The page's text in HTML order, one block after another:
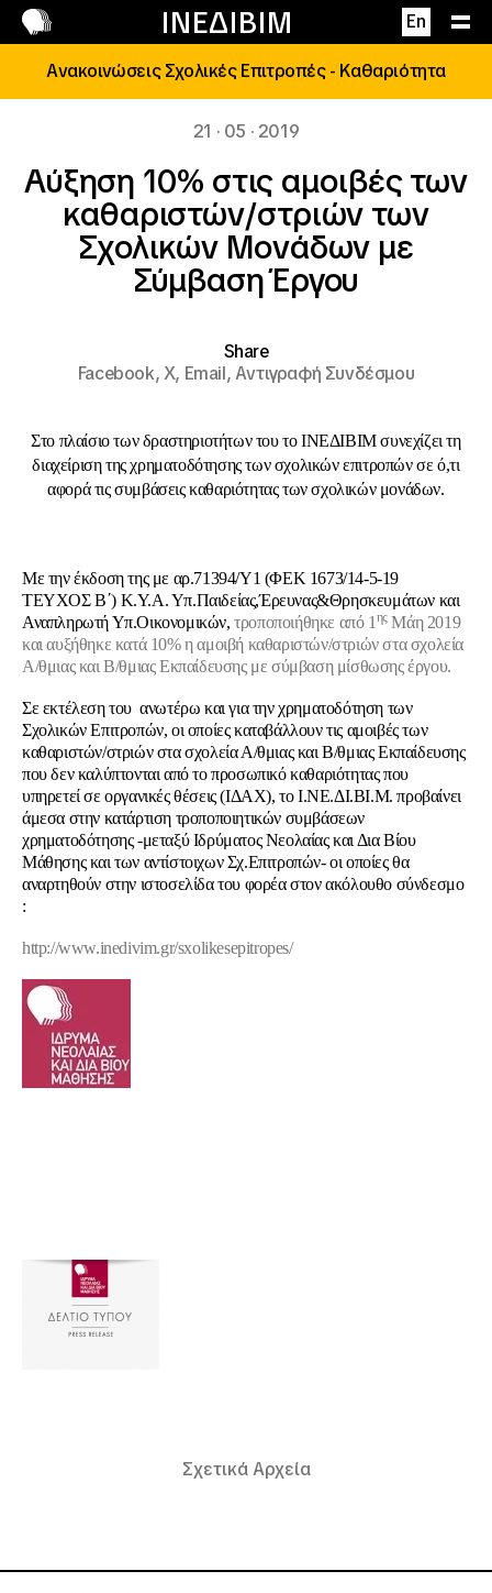
ΙΝΕΔΙΒΙΜ En
Επικοινωνία
Ανακοινώσεις Σχολικές Επιτροπές - Καθαριότητα
21 · 05 · 2019
Αύξηση 10% στις αμοιβές των
καθαριστών/στριών των
Σχολικών Μονάδων με
Σύμβαση Έργου
Share
Facebook,X, Email,Αντιγραφή Συνδέσμου
Στο πλαίσιο των δραστηριοτήτων του το ΙΝΕΔΙΒΙΜ συνεχίζει τη
διαχείριση της χρηματοδότησης των σχολικών επιτροπών σε ό,τι
αφορά τις συμβάσεις καθαριότητας των σχολικών μονάδων.
Mε την έκδοση της με αρ.71394/Υ1 (ΦΕΚ 1673/14-5-19
ΤΕΥΧΟΣ Β΄) Κ.Υ.Α. Υπ.Παιδείας,Έρευνας&Θρησκευμάτων και
Αναπληρωτή Υπ.Οικονομικών,τροποποιήθηκε από 1 ηςΜάη 2019
και αυξήθηκε κατά 10% η αμοιβή καθαριστών/στριών στα σχολεία
Α/θμιας και Β/θμιας Εκπαίδευσης με σύμβαση μίσθωσης έργου.
Σε εκτέλεση του ανωτέρω και για την χρηματοδότηση των
Σχολικών Επιτροπών, οι οποίες καταβάλλουν τις αμοιβές των
καθαριστών/στριών στα σχολεία Α/θμιας και Β/θμιας Εκπαίδευσης
που δεν καλύπτονται από το προσωπικό καθαριότητας που
υπηρετεί σε οργανικές θέσεις (ΙΔΑΧ), το Ι.ΝΕ.ΔΙ.ΒΙ.Μ.προβαίνει
άμεσα στην κατάρτιση τροποποιητικών συμβάσεων
χρηματοδότησης-μεταξύ Ιδρύματος Νεολαίας και Δια Βίου
Μάθησης και των αντίστοιχων Σχ.Επιτροπών- οι οποίες θα
αναρτηθούν στην ιστοσελίδα του φορέα στον ακόλουθο σύνδεσμο
:
http://www.inedivim.gr/sxolikesepitropes/
Σχετικά Αρχεία